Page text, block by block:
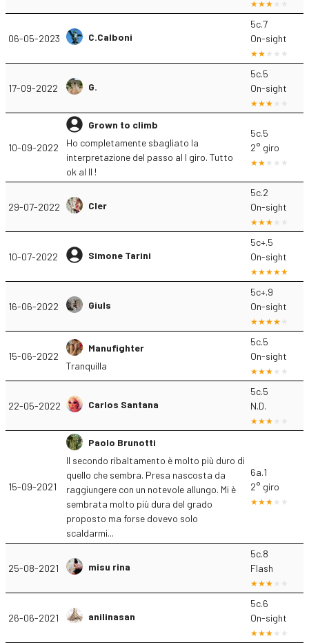
06-05-2023 C.Calboni
5c.7
On-sight
17-09-2022 G.
5c.5
On-sight
10-09-2022
Grown to climb
Ho completamente sbagliato la
interpretazione del passo al I giro. Tutto
ok al II !
5c.5
2° giro
29-07-2022 Cler
5c.2
On-sight
10-07-2022 Simone Tarini
5c+.5
On-sight
16-06-2022 Giuls
5c+.9
On-sight
15-06-2022
Manufighter
Tranquilla
5c.5
On-sight
22-05-2022 Carlos Santana
5c.5
N.D.
15-09-2021
Paolo Brunotti
Il secondo ribaltamento è molto più duro di
quello che sembra. Presa nascosta da
raggiungere con un notevole allungo. Mi è
sembrata molto più dura del grado
proposto ma forse dovevo solo
scaldarmi...
6a.1
2° giro
25-08-2021 misu rina
5c.8
Flash
26-06-2021 anilinasan
5c.6
On-sight